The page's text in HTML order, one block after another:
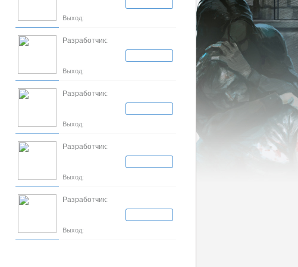
Выход:
Разработчик:
Выход:
Разработчик:
Выход:
Разработчик:
Выход:
Разработчик:
Выход: